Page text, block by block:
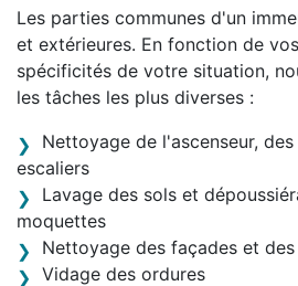
Les parties communes d'un
et extérieures. En fonction de
spécificités de votre situation,
les tâches les plus diverses :
Nettoyage de l'ascenseur,
escaliers
Lavage des sols et
moquettes
Nettoyage des façades et
Vidage des ordures